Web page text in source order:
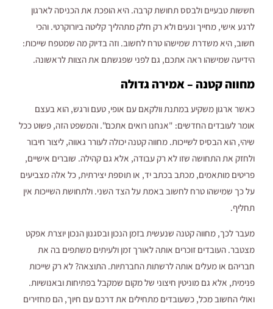
חששות טבעיים ולבסס תחושת קרבה. היא הופכת את הכניסה לארגון
לרגע אישי, מחייך ונעים ולא רק חלק מתהליך קליטה ביורוקרטי. והכי
חשוב, היא משדרת שמישהו טרח לחשוב. וזה בדיוק מה שמטפח שייכות:
הידיעה שמישהו ראה אתכם, גם לפני שפגשתם את הצוות לראשונה.
מחווה קטנה – אמירה גדולה
כאשר ארגון משקיע במתנת וולקאם עם אופי, טעם ורגש, הוא בעצם
אומר לעובדים החדשים: "אנחנו רואים אתכם". והמשפט הזה, פשוט ככל
שיהי, הוא הבסיס לשייכות. מחווה קטנה יכולה לעורר גאווה, ליצור חיבור
ולחזק את התחושה שזו לא רק עבודה, אלא גם קהילה. שוברים אישיים,
פריטים מותאמים, מכתב בכתב יד, או תוספת יצירתית, כל אלה מצביעים
על כך שמישהו טרח לחשוב באמת על הצד השני. ולתחושת השייכות אין
תחליף.
מעבר לכך, מחווה קטנה שנעשית בזמן הנכון ובסגנון הנכון יוצרת אפקט
מצטבר. העובדים זוכרים אותה לאורך זמן ולעיתים משתפים בה את
חבריהם או מעלים אותה לרשתות החברתיות. התוצאה? לא רק שייכות
פנימית, אלא גם מוניטין חיצוני של מקום שמקבל בפתיחות ובאנושיות.
ואולי החשוב מכל, כשעובדים מתחילים את דרכם עם חיוך, הם מחזירים